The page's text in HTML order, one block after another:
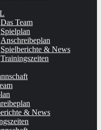
Das Team
Spielplan
Anschreibeplan
Spielberichte & News
Trainingszeiten
& News